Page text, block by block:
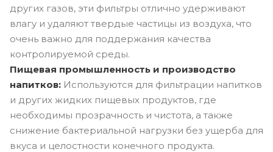
других газов, эти фильтры отлично удерживают
влагу и удаляют твердые частицы из воздуха, что
очень важно для поддержания качества
контролируемой среды.
Пищевая промышленность и производство
напитков: Используются для фильтрации напитков
и других жидких пищевых продуктов, где
необходимы прозрачность и чистота, а также
снижение бактериальной нагрузки без ущерба для
вкуса и целостности конечного продукта.